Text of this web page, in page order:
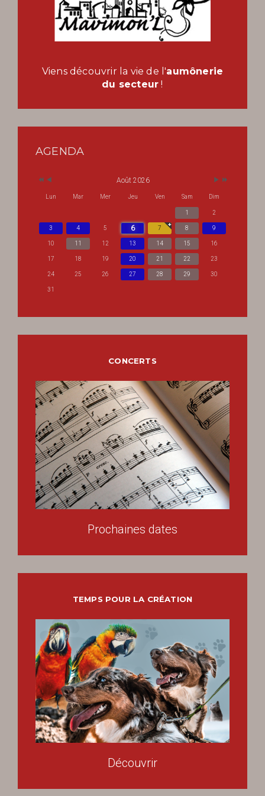
Viens découvrir la vie de l'aumônerie
du secteur !
AGENDA
Août 2026
Lun Mar Mer Jeu Ven Sam Dim
1 2
3 4 5 6 7 8 9
10 11 12 13 14 15 16
17 18 19 20 21 22 23
24 25 26 27 28 29 30
31
CONCERTS
Prochaines dates
TEMPS POUR LA CRÉATION
Découvrir